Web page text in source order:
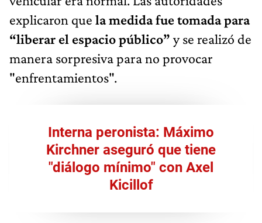
explicaron que la medida fue tomada para
“liberar el espacio público” y se realizó de
manera sorpresiva para no provocar
"enfrentamientos".
Interna peronista: Máximo
Kirchner aseguró que tiene
"diálogo mínimo" con Axel
Kicillof